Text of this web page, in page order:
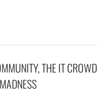
THE IT